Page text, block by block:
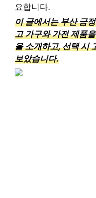
요합니다.
이 글에서는 부산 금
고 가구와 가전 제품
을 소개하고, 선택 시
보았습니다.